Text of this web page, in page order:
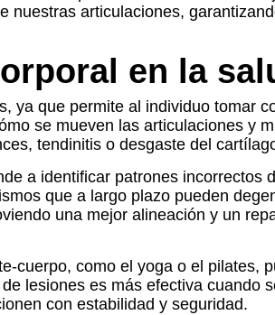
articulaciones,
en la
ya que permite al individuo tomar
se mueven las articulaciones y
tendinitis o desgaste del
a identificar patrones incorrectos
que a largo plazo pueden
una mejor alineación y un
cuerpo, como el yoga o el pilates,
lesiones es más efectiva cuando
con estabilidad y seguridad.